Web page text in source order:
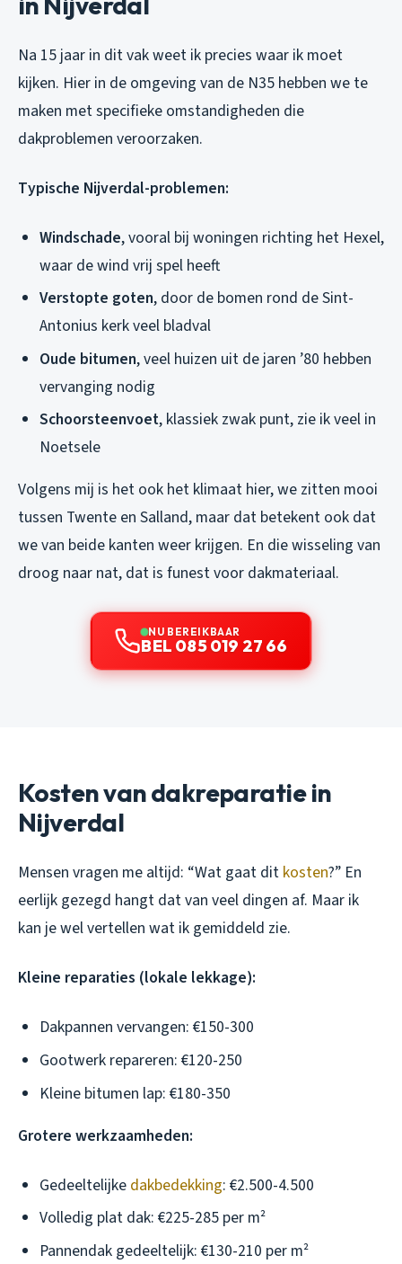
Na 15 jaar in dit vak weet ik precies waar ik moet
kijken. Hier in de omgeving van de N35 hebben we te
maken met specifieke omstandigheden die
dakproblemen veroorzaken.
Typische Nijverdal-problemen:
Windschade, vooral bij woningen richting het Hexel,
waar de wind vrij spel heeft
Verstopte goten, door de bomen rond de Sint-
Antonius kerk veel bladval
Oude bitumen, veel huizen uit de jaren ’80 hebben
vervanging nodig
Schoorsteenvoet, klassiek zwak punt, zie ik veel in
Noetsele
Volgens mij is het ook het klimaat hier, we zitten mooi
tussen Twente en Salland, maar dat betekent ook dat
we van beide kanten weer krijgen. En die wisseling van
droog naar nat, dat is funest voor dakmateriaal.
NU BEREIKBAAR
BEL 085 019 27 66
Kosten van dakreparatie in
Nijverdal
Mensen vragen me altijd: “Wat gaat dit kosten?” En
eerlijk gezegd hangt dat van veel dingen af. Maar ik
kan je wel vertellen wat ik gemiddeld zie.
Kleine reparaties (lokale lekkage):
Dakpannen vervangen: €150-300
Gootwerk repareren: €120-250
Kleine bitumen lap: €180-350
Grotere werkzaamheden:
Gedeeltelijke dakbedekking: €2.500-4.500
Volledig plat dak: €225-285 per m²
Pannendak gedeeltelijk: €130-210 per m²